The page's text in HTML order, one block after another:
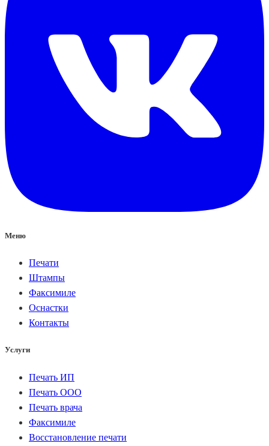
Меню
Печати
Штампы
Факсимиле
Оснастки
Контакты
Услуги
Печать ИП
Печать ООО
Печать врача
Факсимиле
Восстановление печати